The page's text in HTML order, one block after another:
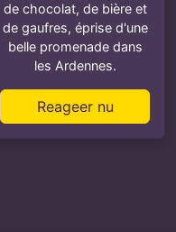
de chocolat, de bière et
de gaufres, éprise d'une
belle promenade dans
les Ardennes.
Reageer nu